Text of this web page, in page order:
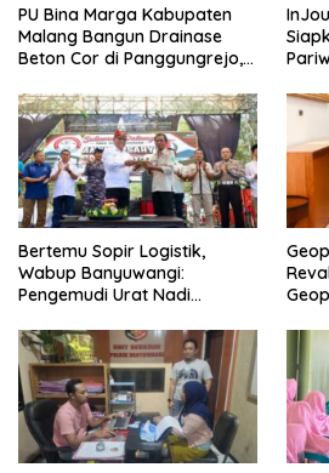
PU Bina Marga Kabupaten
Malang Bangun Drainase
Beton Cor di Panggungrejo,
Bertemu Sopir Logistik,
Wabup Banyuwangi:
Pengemudi Urat Nadi